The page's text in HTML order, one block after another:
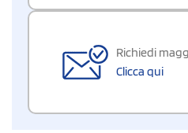
Richiedi
Clicca qui